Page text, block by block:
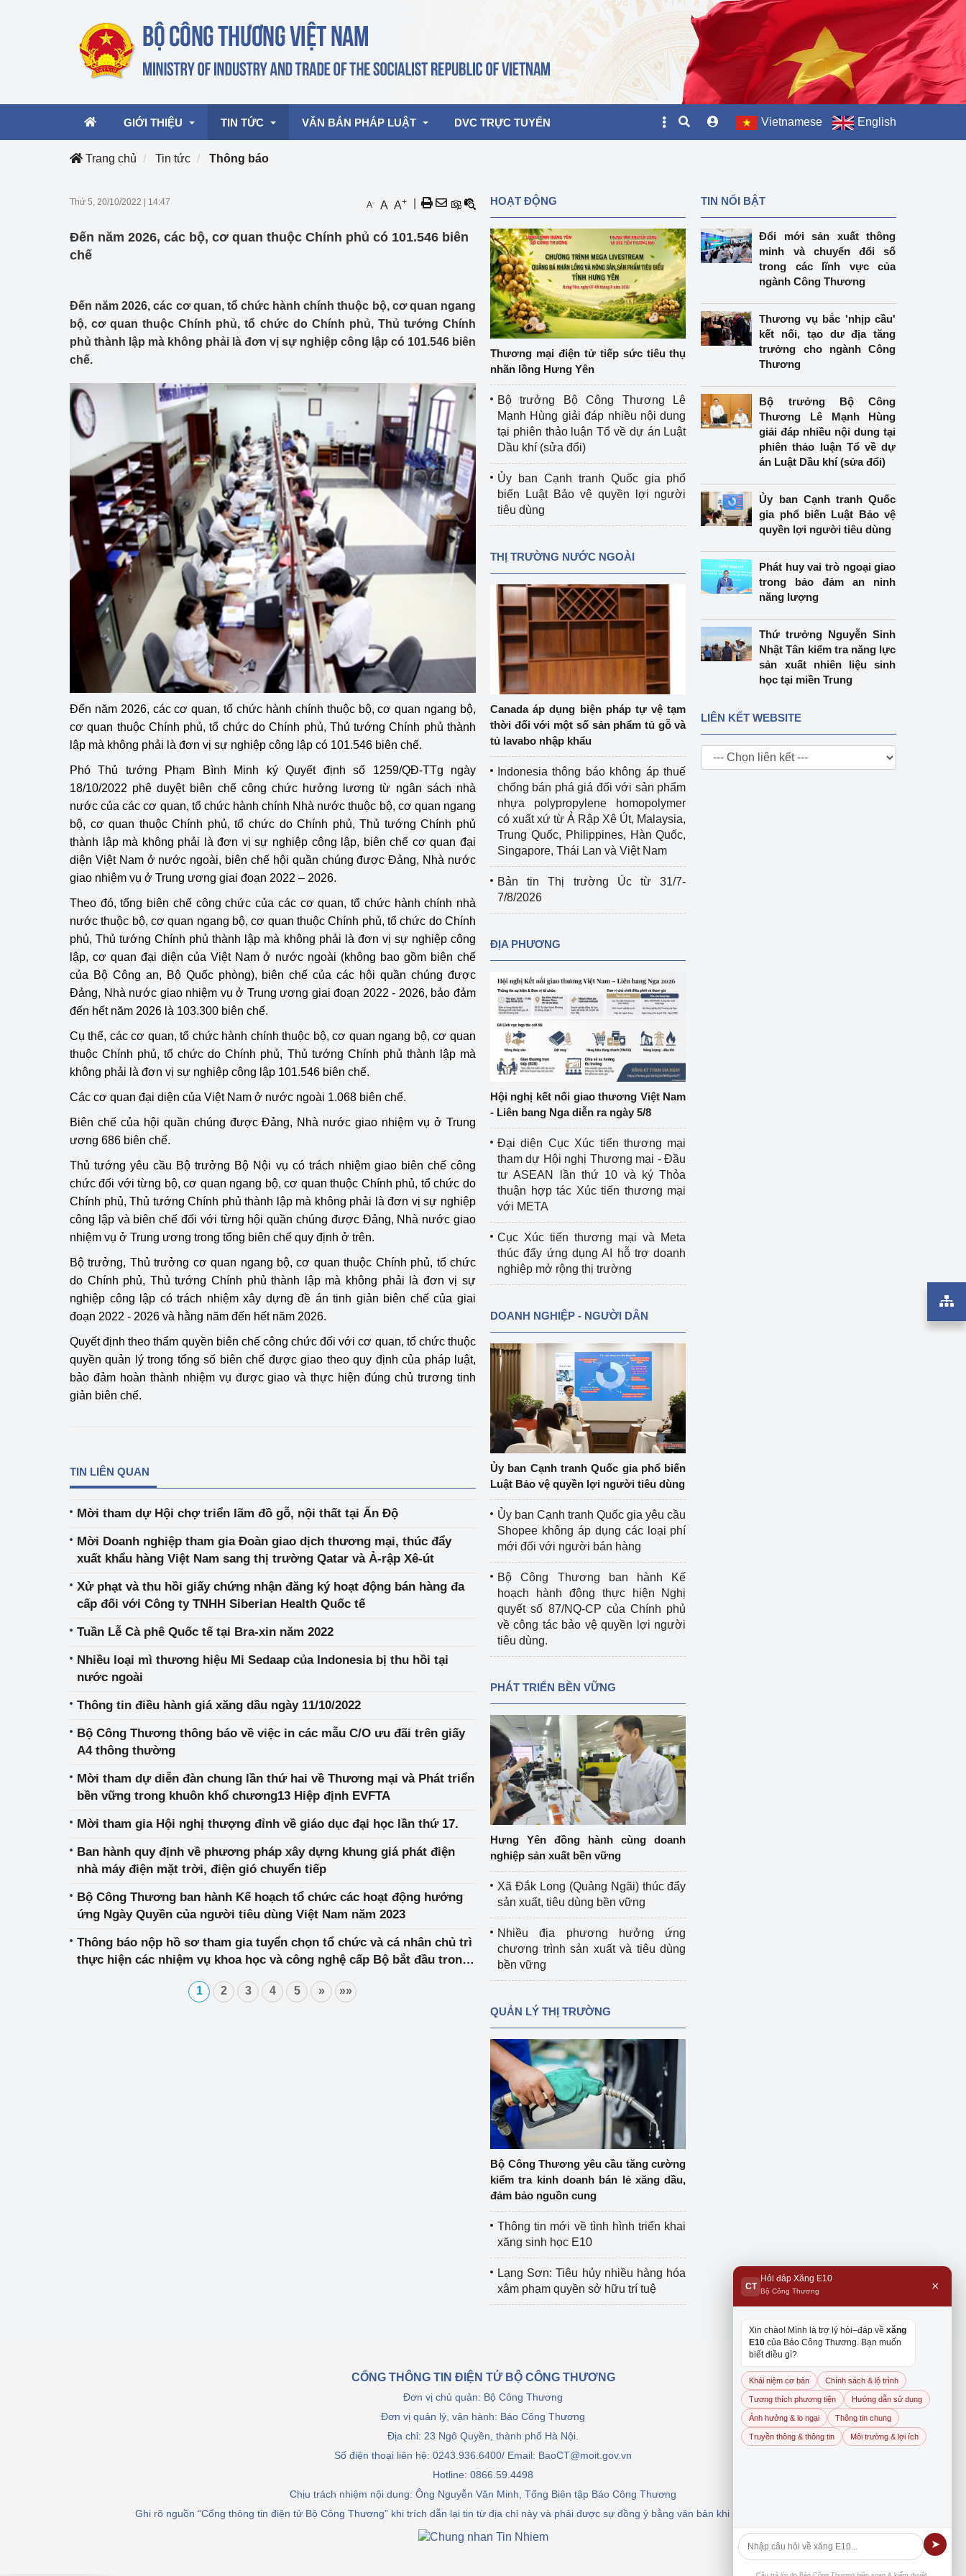
GIỚI THIỆU TIN TỨC
Hoạt động của Lãnh đạo Bộ
mại, Dịch vụ Việt Nam 2026
Hoạt động của Bộ trưởng
Công Thương - Công luận
Họp báo
Điểm báo
Lịch sử phát triển
Bản tin Thị trường Nông Lâm Thủy sản
Phát triển nguồn nhân lực
Phát triển bền vững
Tổ chức kiểm định
Tổ chức kiểm định kỹ thuật an toàn lao
động thuộc thẩm quyền quản lý của
Bộ Công Thương
Tổ chức được cấp GCN đăng ký, hoạt
động kiểm định thiết bị, dụng cụ điện
làm việc ở môi trường không có nguy
hiểm khí, bụi nổ
Cơ sở sản xuất, sửa chữa chai chứa
LPG
Tổ chức huấn luyện, bồi dưỡng
nghiệp vụ kiểm định kỹ thuật an toàn
lao động
Văn hóa ngành Công Thương
Tái cơ cấu ngành Công Thương
Quản lý thị trường
Sử dụng năng lượng tiết kiệm và
hiệu quả
Hiệu quả năng lượng
Khoa học, công nghệ và đổi mới sáng
tạo
Thông báo
Bảo vệ môi trường Video bảo vệ môi trường
Album ảnh bảo vệ môi trường
Văn bản về môi trường
Đọc báo giúp bạn
Bảo vệ nền tảng tư tưởng của Đảng
Doanh nghiệp - Người dân
Xúc tiến thương mại Khu vực miền Bắc
Khu vực miền Nam
Thị trường nước ngoài
Thị trường châu Á – châu Phi
Thị trường châu Âu – châu Mỹ
Thị trường trong nước
Ngành Công Thương đưa nghị quyết
Đại hội XIV của Đảng vào cuộc sống
Phát triển công nghiệpCông nghiệp nền tảng
Sản xuất công nghiệp
VĂN BẢN PHÁP LUẬT DVC TRỰC TUYẾN Vietnamese English
Trang chủ Tin tức Thông báo
Thứ 5, 20/10/2022 14:47 A- A A+
Đến năm 2026, các bộ, cơ quan thuộc Chính phủ có 101.546 biên
chế
Đến năm 2026, các cơ quan, tổ chức hành chính thuộc bộ, cơ quan ngang
bộ, cơ quan thuộc Chính phủ, tổ chức do Chính phủ, Thủ tướng Chính
phủ thành lập mà không phải là đơn vị sự nghiệp công lập có 101.546 biên
chế.
Đến năm 2026, các cơ quan, tổ chức hành chính thuộc bộ, cơ quan ngang bộ,
cơ quan thuộc Chính phủ, tổ chức do Chính phủ, Thủ tướng Chính phủ thành
lập mà không phải là đơn vị sự nghiệp công lập có 101.546 biên chế.
Phó Thủ tướng Phạm Bình Minh ký Quyết định số 1259/QĐ-TTg ngày
18/10/2022 phê duyệt biên chế công chức hưởng lương từ ngân sách nhà
nước của các cơ quan, tổ chức hành chính Nhà nước thuộc bộ, cơ quan ngang
bộ, cơ quan thuộc Chính phủ, tổ chức do Chính phủ, Thủ tướng Chính phủ
thành lập mà không phải là đơn vị sự nghiệp công lập, biên chế cơ quan đại
diện Việt Nam ở nước ngoài, biên chế hội quần chúng được Đảng, Nhà nước
giao nhiệm vụ ở Trung ương giai đoạn 2022 – 2026.
Theo đó, tổng biên chế công chức của các cơ quan, tổ chức hành chính nhà
nước thuộc bộ, cơ quan ngang bộ, cơ quan thuộc Chính phủ, tổ chức do Chính
phủ, Thủ tướng Chính phủ thành lập mà không phải là đơn vị sự nghiệp công
lập, cơ quan đại diện của Việt Nam ở nước ngoài (không bao gồm biên chế
của Bộ Công an, Bộ Quốc phòng), biên chế của các hội quần chúng được
Đảng, Nhà nước giao nhiệm vụ ở Trung ương giai đoạn 2022 - 2026, bảo đảm
đến hết năm 2026 là 103.300 biên chế.
Cụ thể, các cơ quan, tổ chức hành chính thuộc bộ, cơ quan ngang bộ, cơ quan
thuộc Chính phủ, tổ chức do Chính phủ, Thủ tướng Chính phủ thành lập mà
không phải là đơn vị sự nghiệp công lập 101.546 biên chế.
Các cơ quan đại diện của Việt Nam ở nước ngoài 1.068 biên chế.
Biên chế của hội quần chúng được Đảng, Nhà nước giao nhiệm vụ ở Trung
ương 686 biên chế.
Thủ tướng yêu cầu Bộ trưởng Bộ Nội vụ có trách nhiệm giao biên chế công
chức đối với từng bộ, cơ quan ngang bộ, cơ quan thuộc Chính phủ, tổ chức do
Chính phủ, Thủ tướng Chính phủ thành lập mà không phải là đơn vị sự nghiệp
công lập và biên chế đối với từng hội quần chúng được Đảng, Nhà nước giao
nhiệm vụ ở Trung ương trong tổng biên chế quy định ở trên.
Bộ trưởng, Thủ trưởng cơ quan ngang bộ, cơ quan thuộc Chính phủ, tổ chức
do Chính phủ, Thủ tướng Chính phủ thành lập mà không phải là đơn vị sự
nghiệp công lập có trách nhiệm xây dựng đề án tinh giản biên chế của giai
đoạn 2022 - 2026 và hằng năm đến hết năm 2026.
Quyết định theo thẩm quyền biên chế công chức đối với cơ quan, tổ chức thuộc
quyền quản lý trong tổng số biên chế được giao theo quy định của pháp luật,
bảo đảm hoàn thành nhiệm vụ được giao và thực hiện đúng chủ trương tinh
giản biên chế.
TIN LIÊN QUAN
Mời tham dự Hội chợ triển lãm đồ gỗ, nội thất tại Ấn Độ
Mời Doanh nghiệp tham gia Đoàn giao dịch thương mại, thúc đẩy
xuất khẩu hàng Việt Nam sang thị trường Qatar và Ả-rập Xê-út
Xử phạt và thu hồi giấy chứng nhận đăng ký hoạt động bán hàng đa
cấp đối với Công ty TNHH Siberian Health Quốc tế
Tuần Lễ Cà phê Quốc tế tại Bra-xin năm 2022
Nhiều loại mì thương hiệu Mi Sedaap của Indonesia bị thu hồi tại
nước ngoài
Thông tin điều hành giá xăng dầu ngày 11/10/2022
Bộ Công Thương thông báo về việc in các mẫu C/O ưu đãi trên giấy
A4 thông thường
Mời tham dự diễn đàn chung lần thứ hai về Thương mại và Phát triển
bền vững trong khuôn khổ chương13 Hiệp định EVFTA
Mời tham gia Hội nghị thượng đỉnh về giáo dục đại học lần thứ 17.
Ban hành quy định về phương pháp xây dựng khung giá phát điện
nhà máy điện mặt trời, điện gió chuyển tiếp
Bộ Công Thương ban hành Kế hoạch tổ chức các hoạt động hưởng
ứng Ngày Quyền của người tiêu dùng Việt Nam năm 2023
Thông báo nộp hồ sơ tham gia tuyển chọn tổ chức và cá nhân chủ trì
thực hiện các nhiệm vụ khoa học và công nghệ cấp Bộ bắt đầu trong
1 2 3 4 5 » »»
HOẠT ĐỘNG
Thương mại điện tử tiếp sức tiêu thụ
nhãn lồng Hưng Yên
Bộ trưởng Bộ Công Thương Lê
Mạnh Hùng giải đáp nhiều nội dung
tại phiên thảo luận Tổ về dự án Luật
Dầu khí (sửa đổi)
Ủy ban Cạnh tranh Quốc gia phổ
biến Luật Bảo vệ quyền lợi người
tiêu dùng
THỊ TRƯỜNG NƯỚC NGOÀI
Canada áp dụng biện pháp tự vệ tạm
thời đối với một số sản phẩm tủ gỗ và
tủ lavabo nhập khẩu
Indonesia thông báo không áp thuế
chống bán phá giá đối với sản phẩm
nhựa polypropylene homopolymer
có xuất xứ từ Ả Rập Xê Út, Malaysia,
Trung Quốc, Philippines, Hàn Quốc,
Singapore, Thái Lan và Việt Nam
Bản tin Thị trường Úc từ 31/7-
7/8/2026
ĐỊA PHƯƠNG
Hội nghị kết nối giao thương Việt Nam
- Liên bang Nga diễn ra ngày 5/8
Đại diện Cục Xúc tiến thương mại
tham dự Hội nghị Thương mại - Đầu
tư ASEAN lần thứ 10 và ký Thỏa
thuận hợp tác Xúc tiến thương mại
với META
Cục Xúc tiến thương mại và Meta
thúc đẩy ứng dụng AI hỗ trợ doanh
nghiệp mở rộng thị trường
DOANH NGHIỆP - NGƯỜI DÂN
Ủy ban Cạnh tranh Quốc gia phổ biến
Luật Bảo vệ quyền lợi người tiêu dùng
Ủy ban Cạnh tranh Quốc gia yêu cầu
Shopee không áp dụng các loại phí
mới đối với người bán hàng
Bộ Công Thương ban hành Kế
hoạch hành động thực hiện Nghị
quyết số 87/NQ-CP của Chính phủ
về công tác bảo vệ quyền lợi người
tiêu dùng.
PHÁT TRIỂN BỀN VỮNG
Hưng Yên đồng hành cùng doanh
nghiệp sản xuất bền vững
Xã Đắk Long (Quảng Ngãi) thúc đẩy
sản xuất, tiêu dùng bền vững
Nhiều địa phương hưởng ứng
chương trình sản xuất và tiêu dùng
bền vững
QUẢN LÝ THỊ TRƯỜNG
Bộ Công Thương yêu cầu tăng cường
kiểm tra kinh doanh bán lẻ xăng dầu,
đảm bảo nguồn cung
Thông tin mới về tình hình triển khai
xăng sinh học E10
Lạng Sơn: Tiêu hủy nhiều hàng hóa
xâm phạm quyền sở hữu trí tuệ
TIN NỔI BẬT
Đổi mới sản xuất thông
minh và chuyển đổi số
trong các lĩnh vực của
ngành Công Thương
Thương vụ bắc 'nhịp cầu'
kết nối, tạo dư địa tăng
trưởng cho ngành Công
Thương
Bộ trưởng Bộ Công
Thương Lê Mạnh Hùng
giải đáp nhiều nội dung tại
phiên thảo luận Tổ về dự
án Luật Dầu khí (sửa đổi)
Ủy ban Cạnh tranh Quốc
gia phổ biến Luật Bảo vệ
quyền lợi người tiêu dùng
Phát huy vai trò ngoại giao
trong bảo đảm an ninh
năng lượng
Thứ trưởng Nguyễn Sinh
Nhật Tân kiểm tra năng lực
sản xuất nhiên liệu sinh
học tại miền Trung
LIÊN KẾT WEBSITE
CỔNG THÔNG TIN ĐIỆN TỬ BỘ CÔNG THƯƠNG
Đơn vị chủ quản: Bộ Công Thương
Đơn vị quản lý, vận hành: Báo Công Thương
Địa chỉ: 23 Ngô Quyền, thành phố Hà Nội.
Số điện thoại liên hệ: 0243.936.6400/ Email: BaoCT@moit.gov.vn
Hotline: 0866.59.4498
Chịu trách nhiệm nội dung: Ông Nguyễn Văn Minh, Tổng Biên tập Báo Công Thương
Ghi rõ nguồn “Cổng thông tin điện tử Bộ Công Thương” khi trích dẫn lại tin từ địa chỉ này và phải được sự đồng ý bằng văn bản khi khai thác, dẫn nguồn.
CT
Hỏi đáp Xăng E10
Bộ Công Thương ×
Xin chào! Mình là trợ lý hỏi–đáp về xăng
E10 của Báo Công Thương. Bạn muốn
biết điều gì?
Khái niệm cơ bản Chính sách & lộ trình
Tương thích phương tiện Hướng dẫn sử dụng
Ảnh hưởng & lo ngại Thông tin chung
Truyền thông & thông tin Môi trường & lợi ích
➤